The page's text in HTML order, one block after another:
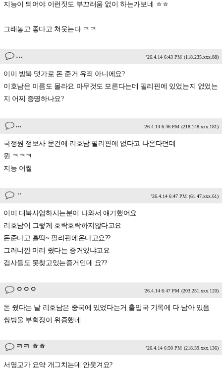
지능이 되어야 이런짓도 부끄러움 없이 하는가보네 ㅎㅎ
그래놓고 좋다고 쳐웃는다 ㅋㅋ
… '26.4.14 6:43 PM (118.235.xxx.88)
이미 방북 댓가로 돈 준거 유죄 아니에요?
이호남은 이름도 몰라요 아무것도 모른다는데 필리핀에 있었는지 없었는
지 어찌 증명하나요?
... '26.4.14 6:46 PM (218.148.xxx.181)
국정원 정보사 문건에 리호남 필리핀에 없다고 나온다던데
뭔 ㅋㅋㅋ
지능 어쩔
ᆢ '26.4.14 6:47 PM (61.47.xxx.61)
이미 대북사업하시는분이 나와서 얘기했어요
리호남이 그렇게 호락호락하지않다고요
돈준다고 홀딱~ 필리핀에온다고요??
그러니깐 미리 줬다는 증거있냐고요
검사들도 못찾고있는증거인데 요??
ㅇㅇㅇ '26.4.14 6:47 PM (203.251.xxx.120)
돈 줬다는 날 리호남은 중국에 있었다는거 출입국 기록에 다 남아 있음
쌍방울 부회장이 위증했네
ㅋㅋ ㅎㅎ '26.4.14 6:50 PM (218.39.xxx.136)
서영교가 요약 개그치는데 안웃겨요?